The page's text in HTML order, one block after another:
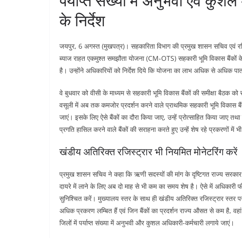
के निर्देश
जयपुर, 6 अगस्त (मुखपत्र)। सहकारिता विभाग की प्रमुख शासन सचिव एवं
ब्याज राहत एकमुश्त समझौता योजना (CM-OTS) सहकारी भूमि विकास
है। उन्होंने अधिकारियों को निर्देश दिये कि योजना का लाभ अधिक से अधिक
वे बुधवार को वीसी के माध्यम से सहकारी भूमि विकास बैंकों की समीक्षा बैठक को
वसूली में अब तक कमजोर प्रदर्शन करने वाले प्राथमिक सहकारी भूमि
जाएं। इसके लिए ऐसे बैंकों का दौरा किया जाए, उन्हें प्रोत्साहित किया जाए
प्रगति हासिल करने वाले बैंकों की सराहना करते हुए उन्हें शेष रहे प्रकरणों में
खंडीय अतिरिक्त रजिस्ट्रार भी नियमित मोनेटरिंग करें
प्रमुख शासन सचिव ने कहा कि ऋणी सदस्यों की मांग के दृष्टिगत राज्य
दायरे में लाने के लिए अब दो माह से भी कम का समय शेष है। ऐसे में अधिकारी
सुनिश्चित करें। मुख्यालय स्तर के साथ ही खंडीय अतिरिक्त रजिस्ट्रार स्तर
अधिक प्रकरण लम्बित हैं एवं जिन बैंकों का प्रदर्शन राज्य औसत से कम है,
जिलों में पर्याप्त संख्या में अनुभवी और कुशल अधिकारी-कर्मचारी लगाये जाएं।